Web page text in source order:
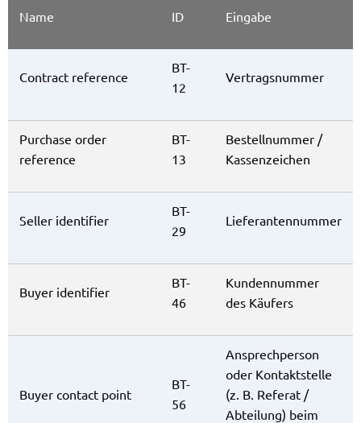
Name ID Eingabe
Contract reference
BT-
12
Vertragsnummer
Purchase order
reference
BT-
13
Bestellnummer /
Kassenzeichen
Seller identifier
BT-
29
Lieferantennummer
Buyer identifier
BT-
46
Kundennummer
des Käufers
Buyer contact point
BT-
56
Ansprechperson
oder Kontaktstelle
(z. B. Referat /
Abteilung) beim